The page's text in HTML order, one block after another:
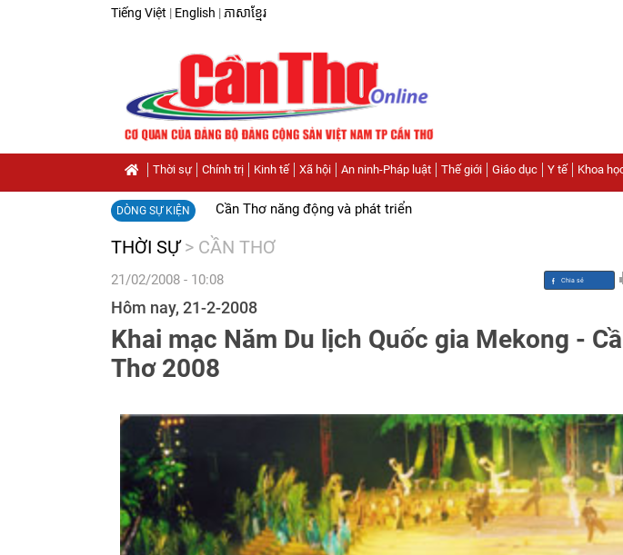
Tiếng Việt | English | ភាសាខ្មែរ
Thời sự Chính trị Kinh tế Xã hội An ninh-Pháp luật Thế giới Giáo dục Y tế Khoa
DÒNG SỰ KIỆN Cần Thơ năng động và phát triển
THỜI SỰ > CẦN THƠ
21/02/2008 - 10:08
Hôm nay, 21-2-2008
Khai mạc Năm Du lịch Quốc gia Mekong -
Thơ 2008